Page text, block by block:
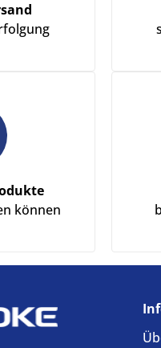
können